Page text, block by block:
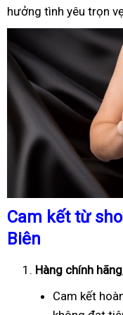
hưởng tình yêu trọn
Cam kết từ
Biên
Hàng chính
Cam kết